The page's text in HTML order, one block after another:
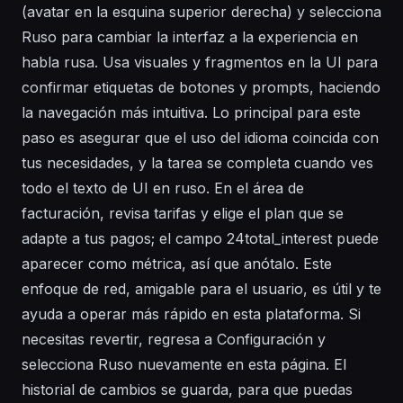
(avatar en la esquina superior derecha) y selecciona
Ruso para cambiar la interfaz a la experiencia en
habla rusa. Usa visuales y fragmentos en la UI para
confirmar etiquetas de botones y prompts, haciendo
la navegación más intuitiva. Lo principal para este
paso es asegurar que el uso del idioma coincida con
tus necesidades, y la tarea se completa cuando ves
todo el texto de UI en ruso. En el área de
facturación, revisa tarifas y elige el plan que se
adapte a tus pagos; el campo 24total_interest puede
aparecer como métrica, así que anótalo. Este
enfoque de red, amigable para el usuario, es útil y te
ayuda a operar más rápido en esta plataforma. Si
necesitas revertir, regresa a Configuración y
selecciona Ruso nuevamente en esta página. El
historial de cambios se guarda, para que puedas